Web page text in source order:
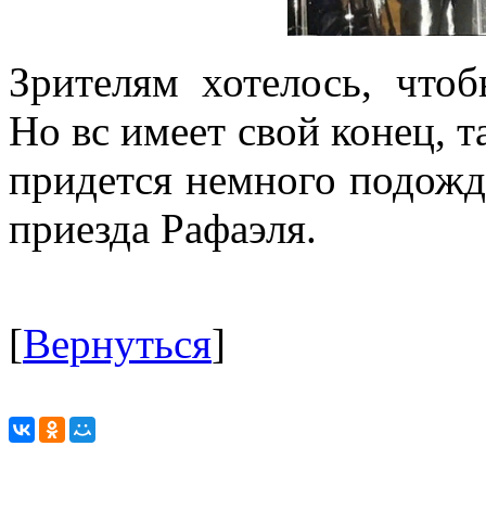
Зрителям хотелось,
Но вс имеет свой конец,
придется немного
приезда Рафаэля.
[Вернуться]